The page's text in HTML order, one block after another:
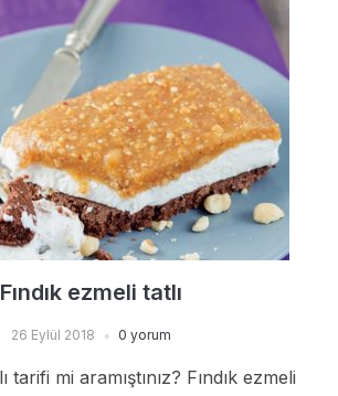
Fındık ezmeli tatlı
26 Eylül 2018 0 yorum
tarifi mi aramıştınız? Fındık ezmeli